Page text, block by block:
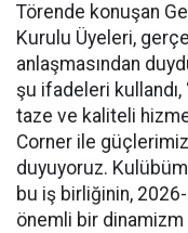
Törende konuşan
Kurulu Üyeleri,
anlaşmasından
şu ifadeleri
taze ve kaliteli
Corner ile
duyuyoruz.
bu iş birliğinin,
önemli bir dinamizm